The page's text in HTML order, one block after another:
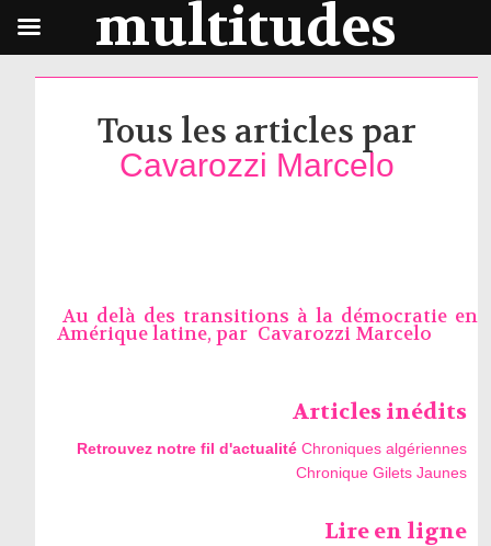
Tous les articles par
Cavarozzi Marcelo
Au delà des transitions à la démocratie en
Amérique latine, par Cavarozzi Marcelo
Articles inédits
Retrouvez notre fil d'actualité Chroniques algériennes
Chronique Gilets Jaunes
Lire en ligne
multitudes